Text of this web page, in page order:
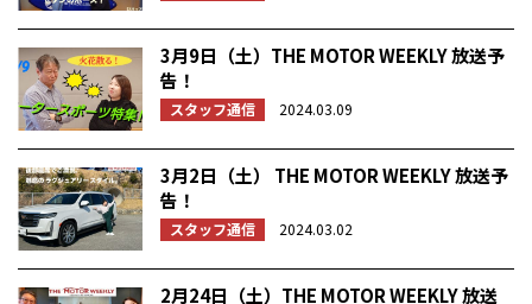
3月9日（土）THE MOTOR WEEKLY 放送予
告！
スタッフ通信 2024.03.09
3月2日（土） THE MOTOR WEEKLY 放送予
告！
スタッフ通信 2024.03.02
2月24日（土）THE MOTOR WEEKLY 放送